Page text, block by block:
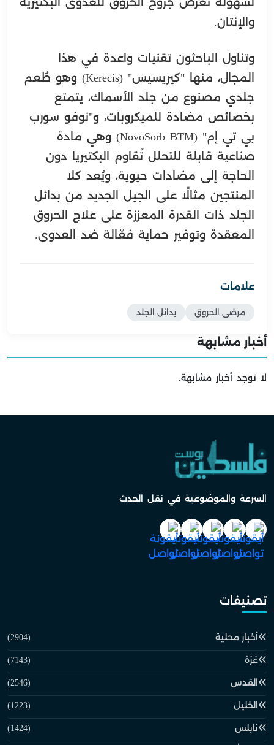
والإنتان.
وتناول الباحثون تقنيات واعدة في هذا
المجال، منها "كيريسيس" (Kerecis) وهو طُعم
جلدي مصنوع من جلد الأسماك، يتمتع
بخصائص مضادة للميكروبات، و"نوفو سورب
بي تي إم" (NovoSorb BTM) وهي مادة
صناعية قابلة للتحلل تُقاوم البكتيريا دون
الحاجة إلى مضادات حيوية، ويُعد كلا
المنتجين مثالًا على الجيل الجديد من بدائل
الجلد ذات القدرة المعززة على علاج الحروق
المعقدة وتوفير حماية فعّالة ضد العدوى.
علامات
مرضى الحروق بدائل الجلد
أخبار مشابهة
لا توجد أخبار مشابهة.
السرعة والموضوعية في نقل الحدث
تصنيفات
أخبار محلية (2904)
غزة (7143)
القدس (2546)
الخليل (1223)
نابلس (1424)